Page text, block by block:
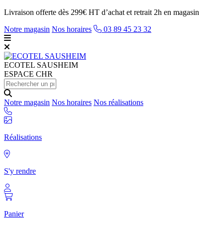
Livraison offerte dès 299€ HT d’achat et retrait 2h en magasin
Notre magasin Nos horaires 03 89 45 23 32
ECOTEL SAUSHEIM
ESPACE CHR
Notre magasin Nos horaires Nos réalisations
Réalisations
S'y rendre
Panier